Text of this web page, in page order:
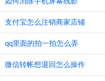
支付宝怎么注销商家店铺
qq里面的拍一拍怎么弄
微信转帐想退回怎么操作